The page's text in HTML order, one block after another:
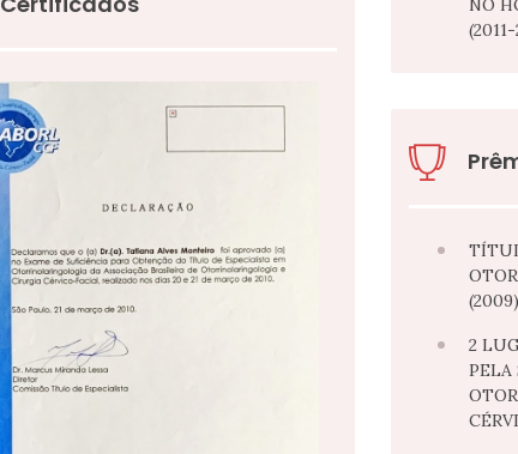
NO
(2009)
2
PELA